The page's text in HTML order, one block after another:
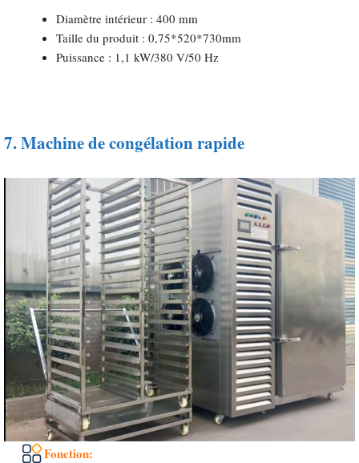
Diamètre intérieur : 400 mm
Taille du produit : 0,75*520*730mm
Puissance : 1,1 kW/380 V/50 Hz
7.Machine de congélation rapide
Fonction: